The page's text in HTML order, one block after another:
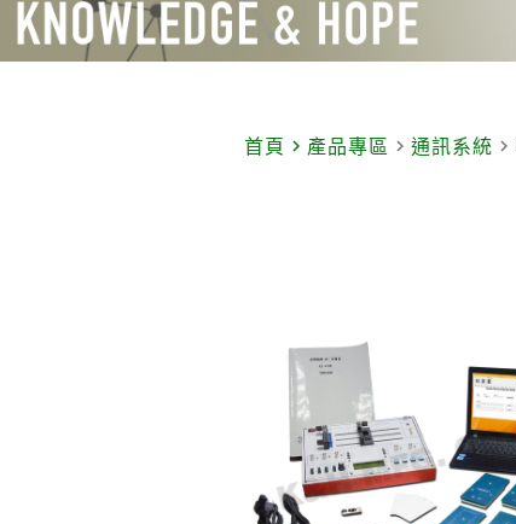
首頁 navigate_next 產品專區 navigate_next 通訊系統 navigate_next